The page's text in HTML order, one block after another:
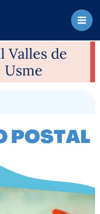
Valles de
Usme